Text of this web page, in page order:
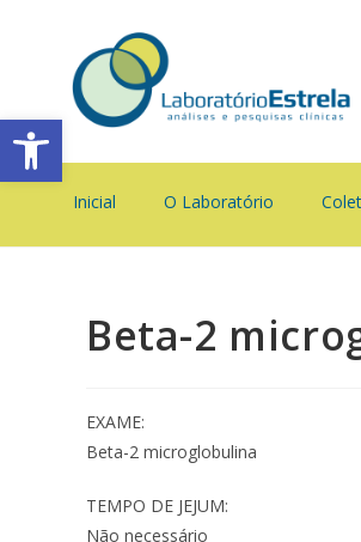
Barra de Ferramentas Aberta
Inicial O Laboratório
Beta-2
EXAME:
Beta-2 microglobulina
TEMPO DE JEJUM:
Não necessário